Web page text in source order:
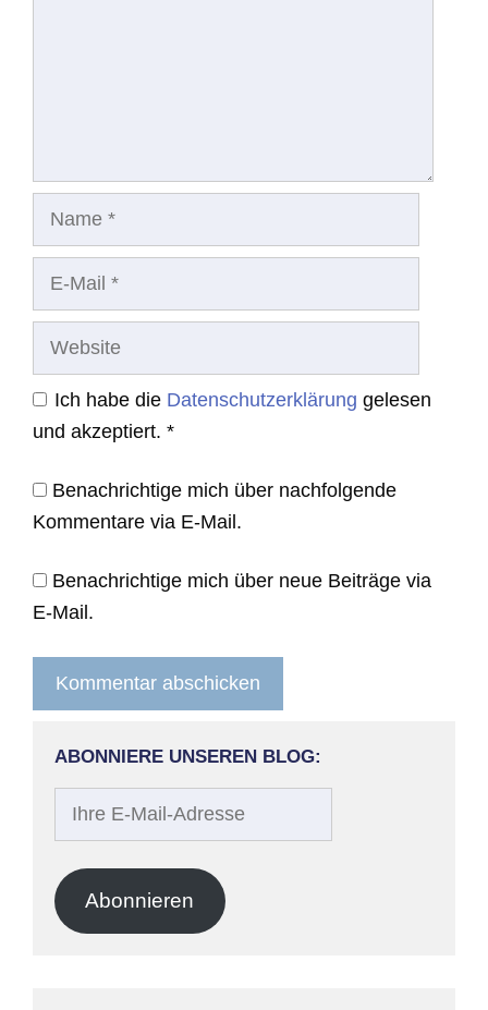
Ich habe die Datenschutzerklärung gelesen
und akzeptiert. *
Benachrichtige mich über nachfolgende
Kommentare via E-Mail.
Benachrichtige mich über neue Beiträge via
E-Mail.
ABONNIERE UNSEREN BLOG:
Adresse
Abonnieren